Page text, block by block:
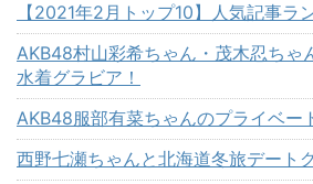
【2021年2月トップ10】人気記事ラ
AKB48村山彩希ちゃん・茂木忍ちゃ
水着グラビア！
AKB48服部有菜ちゃんのプライベー
西野七瀬ちゃんと北海道冬旅デート